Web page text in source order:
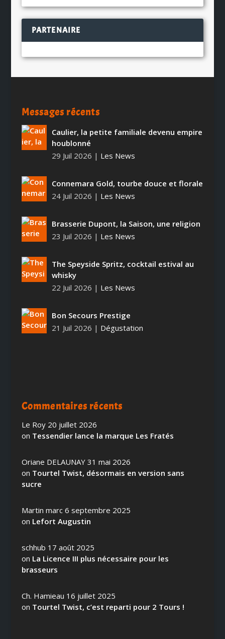
PARTENAIRE
Messages récents
Caulier, la petite familiale devenu empire
houblonné
29 Juil 2026 | Les News
Connemara Gold, tourbe douce et florale
24 Juil 2026 | Les News
Brasserie Dupont, la Saison, une religion
23 Juil 2026 | Les News
The Speyside Spritz, cocktail estival au
whisky
22 Juil 2026 | Les News
Bon Secours Prestige
21 Juil 2026 | Dégustation
Commentaires récents
Le Roy 20 juillet 2026
on Tessendier lance la marque Les Fratés
Oriane DELAUNAY 31 mai 2026
on Tourtel Twist, désormais en version sans
sucre
Martin marc 6 septembre 2025
on Lefort Augustin
schhub 17 août 2025
on La Licence III plus nécessaire pour les
brasseurs
Ch. Hamieau 16 juillet 2025
on Tourtel Twist, c’est reparti pour 2 Tours !